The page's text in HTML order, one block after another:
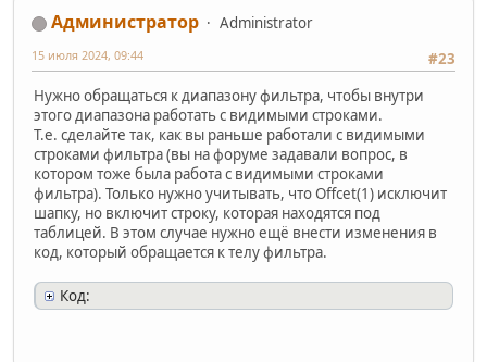
Администратор
Administrator
#23
15 июля 2024, 09:44
Нужно обращаться к диапазону фильтра, чтобы внутри
этого диапазона работать с видимыми строками.
Т.е. сделайте так, как вы раньше работали с видимыми
строками фильтра (вы на форуме задавали вопрос, в
котором тоже была работа с видимыми строками
фильтра). Только нужно учитывать, что Offcet(1) исключит
шапку, но включит строку, которая находятся под
таблицей. В этом случае нужно ещё внести изменения в
код, который обращается к телу фильтра.
Код: